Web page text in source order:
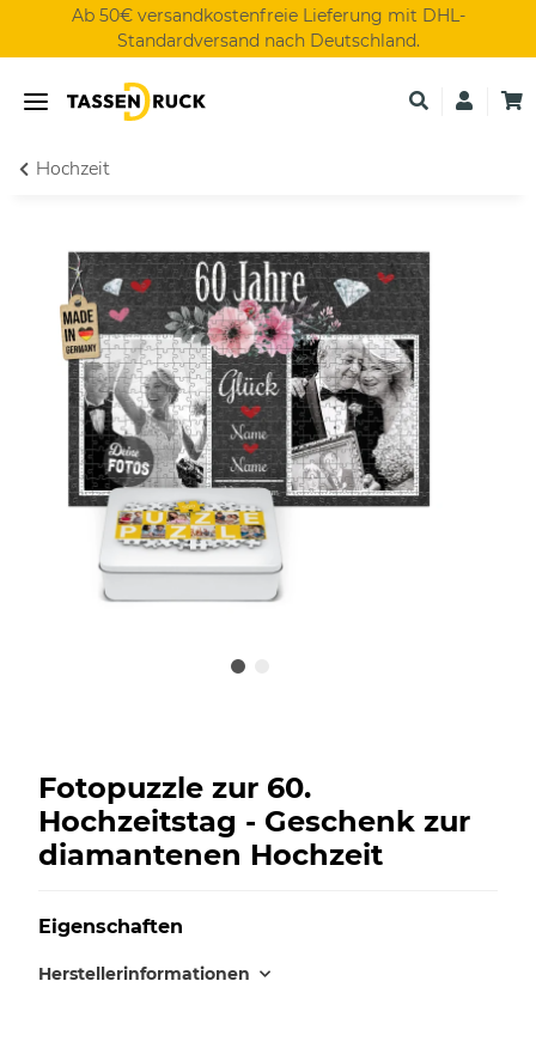
Ab 50€ versandkostenfreie Lieferung mit DHL-
Standardversand nach Deutschland.
Hochzeit
Fotopuzzle zur 60.
Hochzeitstag - Geschenk zur
diamantenen Hochzeit
Eigenschaften
Herstellerinformationen